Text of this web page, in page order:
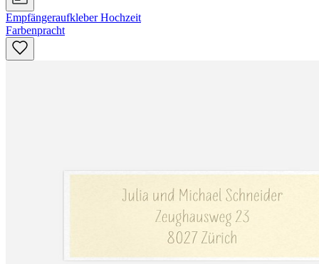
Empfängeraufkleber Hochzeit
Farbenpracht